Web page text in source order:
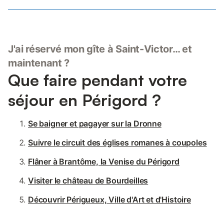
J'ai réservé mon gîte à Saint-Victor… et
maintenant ?
Que faire pendant votre
séjour en Périgord ?
Se baigner et pagayer sur la Dronne
Suivre le circuit des églises romanes à coupoles
Flâner à Brantôme, la Venise du Périgord
Visiter le château de Bourdeilles
Découvrir Périgueux, Ville d'Art et d'Histoire